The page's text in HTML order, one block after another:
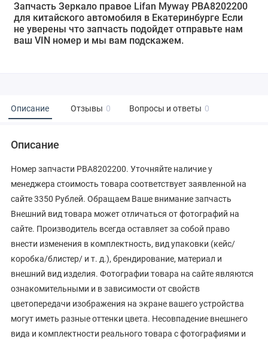
Запчасть Зеркало правое Lifan Myway PBA8202200
для китайского автомобиля в Екатеринбурге Если
не уверены что запчасть подойдет отправьте нам
ваш VIN номер и мы вам подскажем.
Описание Отзывы 0 Вопросы и ответы 0
Описание
Номер запчасти PBA8202200. Уточняйте наличие у
менеджера стоимость товара соответствует заявленной на
сайте 3350 Рублей. Обращаем Ваше внимание запчасть
Внешний вид товара может отличаться от фотографий на
сайте. Производитель всегда оставляет за собой право
внести изменения в комплектность, вид упаковки (кейс/
коробка/блистер/ и т. д.), брендирование, материал и
внешний вид изделия. Фотографии товара на сайте являются
ознакомительными и в зависимости от свойств
цветопередачи изображения на экране вашего устройства
могут иметь разные оттенки цвета. Несовпадение внешнего
вида и комплектности реального товара с фотографиями и